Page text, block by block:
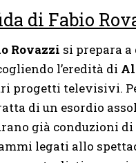
di Fabio
Rovazzi si prepara
l’eredità di
progetti televisivi.
di un esordio
già conduzioni
legati allo